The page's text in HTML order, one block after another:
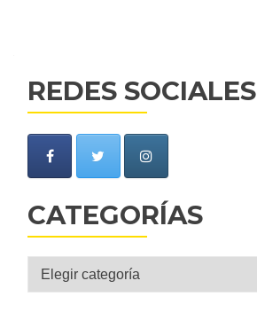
REDES SOCIALES
CATEGORÍAS
Categorías